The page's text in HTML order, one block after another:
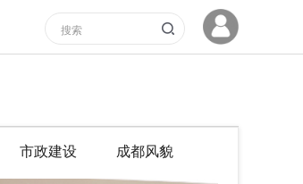
市政建设 成都风貌